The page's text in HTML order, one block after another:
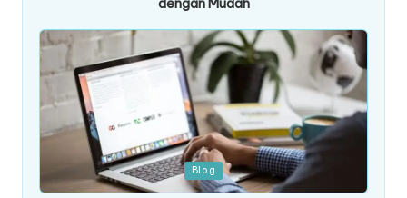
dengan Mudah
Posted
in
Blog